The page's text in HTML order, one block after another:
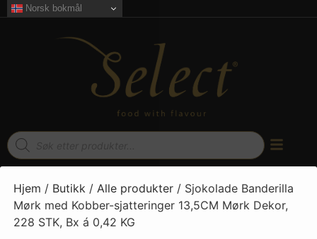
Norsk bokmål
Hjem / Butikk / Alle produkter/ Sjokolade Banderilla
Mørk med Kobber-sjatteringer 13,5CM Mørk Dekor,
228 STK, Bx á 0,42 KG